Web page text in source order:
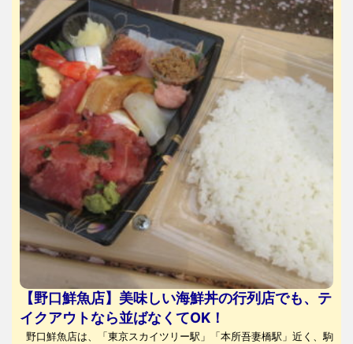
【野口鮮魚店】美味しい海鮮丼の行列店でも、テ
イクアウトなら並ばなくてOK！
野口鮮魚店は、「東京スカイツリー駅」「本所吾妻橋駅」近く、駒